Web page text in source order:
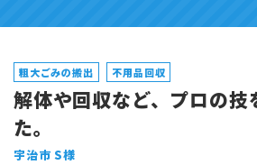
粗大ごみの搬出 不用品回収
解体や回収など、プロの技
た。
宇治市 S様